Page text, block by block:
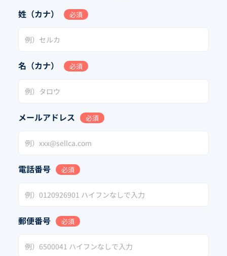
姓（カナ） 必須
名（カナ） 必須
メールアドレス 必須
電話番号 必須
郵便番号 必須